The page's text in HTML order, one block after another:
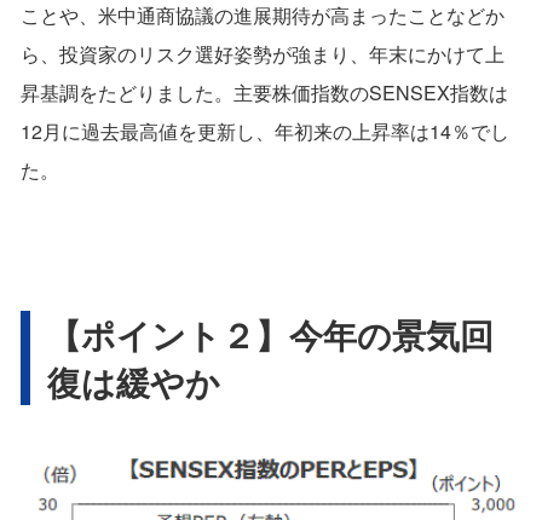
ことや、米中通商協議の進展期待が高まったことなどか
ら、投資家のリスク選好姿勢が強まり、年末にかけて上
昇基調をたどりました。主要株価指数のSENSEX指数は
12月に過去最高値を更新し、年初来の上昇率は14％でし
た。
【ポイント２】今年の景気回
復は緩やか